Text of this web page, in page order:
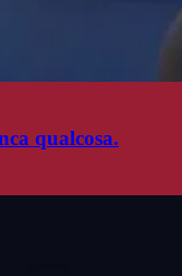
qualcosa.